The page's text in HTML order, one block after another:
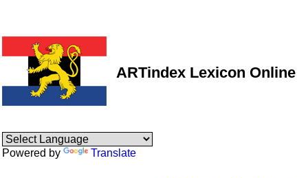
ARTindex Lexicon Online
Powered by Translate